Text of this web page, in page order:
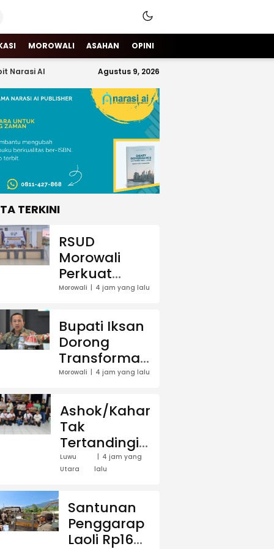
MOROWALI ASAHAN OPINI
Narasi AI Agustus 9, 2026
TERKINI
RSUD
Morowali
Perkuat
Kompetensi
Medis untuk
Dorong
Transformasi
Pelayanan
Morowali 4 jam yang lalu
Bupati Iksan
Dorong
Transformasi
Layanan
Kompetensi
Tenaga
Medis Jadi
Prioritas
Morowali 4 jam yang lalu
Ashok/Kahar
Tak
Tertandingi,
Juara
Turnamen
KAWASAN
Cup 2026
Bawa Pulang
Luwu
Utara
4 jam yang
lalu
Santunan
Penggarap
Laoli Rp16